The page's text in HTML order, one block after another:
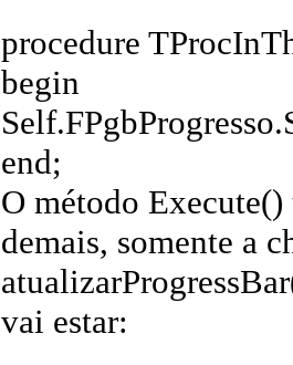
procedure
begin
end;
O método
demais, somente a
vai estar: